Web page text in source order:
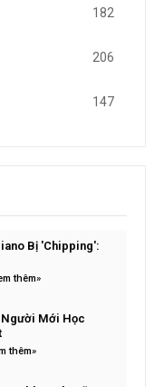
182
206
147
Bị 'Chipping':
thêm»
Người Mới Học
thêm»